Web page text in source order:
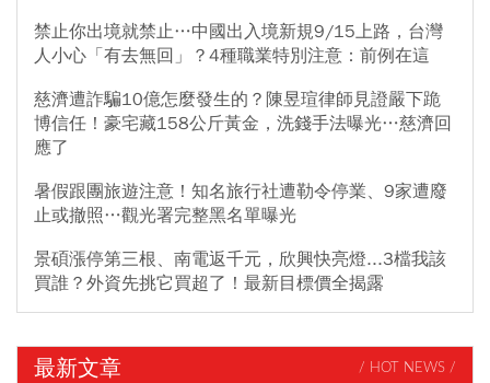
禁止你出境就禁止…中國出入境新規9/15上路，台灣
人小心「有去無回」？4種職業特別注意：前例在這
慈濟遭詐騙10億怎麼發生的？陳昱瑄律師見證嚴下跪
博信任！豪宅藏158公斤黃金，洗錢手法曝光…慈濟回
應了
暑假跟團旅遊注意！知名旅行社遭勒令停業、9家遭廢
止或撤照…觀光署完整黑名單曝光
景碩漲停第三根、南電返千元，欣興快亮燈...3檔我該
買誰？外資先挑它買超了！最新目標價全揭露
最新文章 / HOT NEWS /